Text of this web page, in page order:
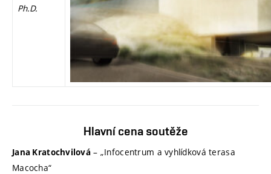
Ph.D.
Hlavní cena soutěže
Jana Kratochvilová – „Infocentrum a vyhlídková terasa
Macocha“